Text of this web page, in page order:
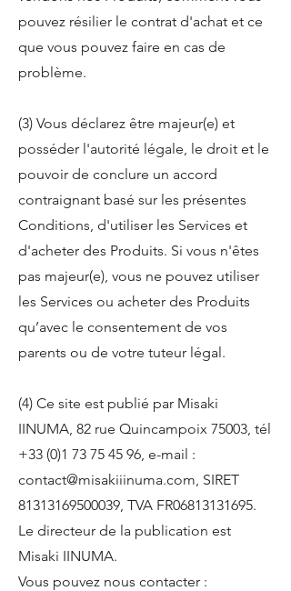
pouvez résilier le contrat d'achat et ce
que vous pouvez faire en cas de
problème.
(3) Vous déclarez être majeur(e) et
posséder l'autorité légale, le droit et le
pouvoir de conclure un accord
contraignant basé sur les présentes
Conditions, d'utiliser les Services et
d'acheter des Produits. Si vous n'êtes
pas majeur(e), vous ne pouvez utiliser
les Services ou acheter des Produits
qu’avec le consentement de vos
parents ou de votre tuteur légal.
(4) Ce site est publié par Misaki
IINUMA, 82 rue Quincampoix 75003, tél
+33 (0)1 73 75 45 96 , e-mail :
contact@misakiiinuma.com , SIRET
81313169500039 , TVA FR06813131695.
Le directeur de la publication est
Misaki IINUMA.
Vous pouvez nous contacter :